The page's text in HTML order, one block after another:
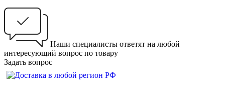
Наши специалисты ответят на любой
интересующий вопрос по товару
Задать вопрос